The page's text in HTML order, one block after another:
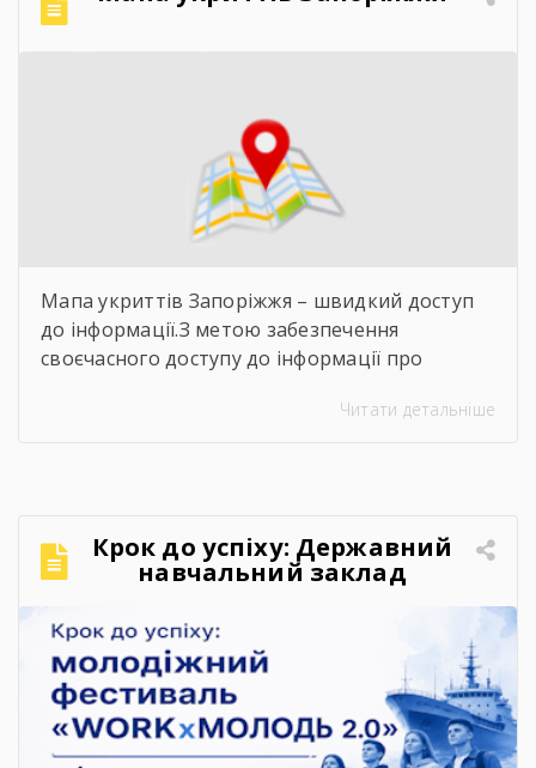
Мапа укриттів Запоріжжя – швидкий доступ
до інформації.З метою забезпечення
своєчасного доступу до інформації про
пропонуємо скористатися інтерактивною
щодо розташування укриттів доступна на
офіційних інформаційних ресурсах: ▪️
Запорізької обласної військової адміністрації
– у розділі «Укриття»; ▪️ […]
Читати детальніше
Крок до успіху: Державний
навчальний заклад
«Запорізький центр
професійно-технічної освіти
водного транспорту»
підкорює молодіжний
фестиваль «WORKxМОЛОДЬ
2.0»